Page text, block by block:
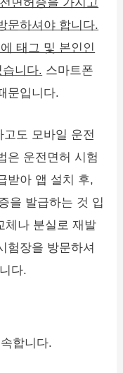
문하셔야 합니다.
태그 및 본인인
니다. 스마트폰
문입니다.
도 모바일 운전
은 운전면허 시험
받아 앱 설치 후,
을 발급하는 것 입
체나 분실로 재발
험장을 방문하셔
다.
합니다.